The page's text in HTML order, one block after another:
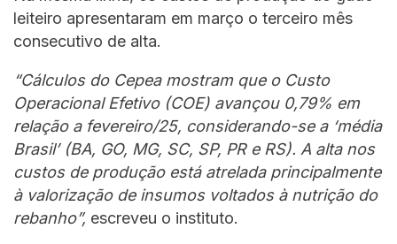
leiteiro apresentaram em março o terceiro mês
consecutivo de alta.
“Cálculos do Cepea mostram que o Custo
Operacional Efetivo (COE) avançou 0,79% em
relação a fevereiro/25, considerando-se a ‘média
Brasil’ (BA, GO, MG, SC, SP, PR e RS). A alta nos
custos de produção está atrelada principalmente
à valorização de insumos voltados à nutrição do
rebanho”, escreveu o instituto.